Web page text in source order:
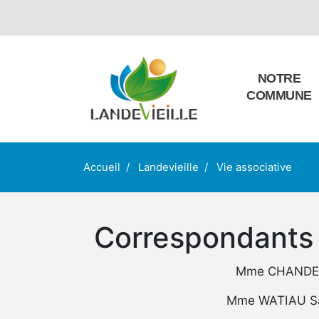
NOTRE
COMMUNE
Accueil Landevieille Vie associative
Mme
Mme WATIAU